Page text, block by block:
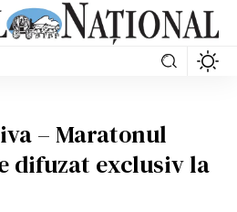
– Maratonul
difuzat exclusiv la